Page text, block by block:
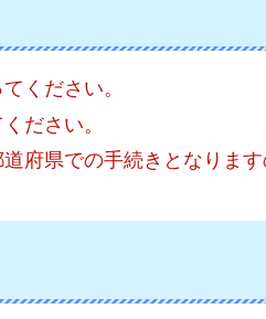
ください。
ださい。
府県での手続きとなります